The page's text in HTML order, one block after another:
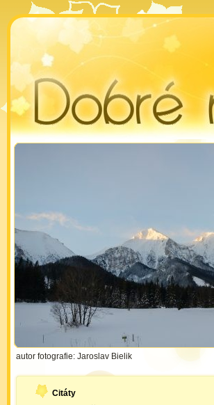
autor fotografie: Jaroslav Bielik
Citáty